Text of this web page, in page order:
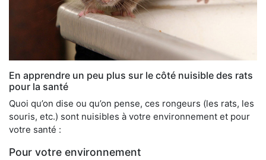
En apprendre un peu plus sur le côté nuisible des rats
pour la santé
Quoi qu’on dise ou qu’on pense, ces rongeurs (les rats, les
souris, etc.) sont nuisibles à votre environnement et pour
votre santé :
Pour votre environnement